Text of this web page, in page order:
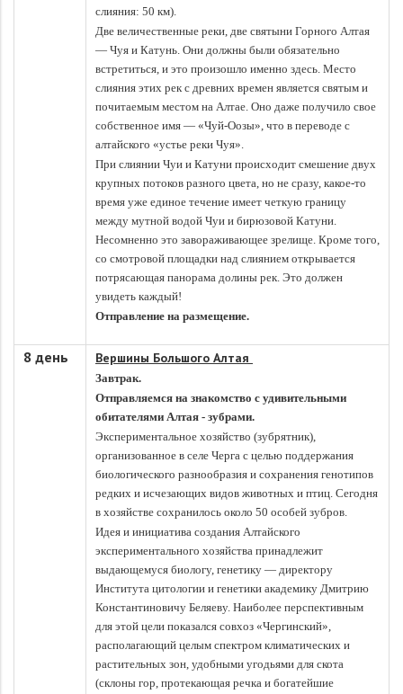
слияния: 50 км).
Две величественные реки, две святыни Горного Алтая
— Чуя и Катунь. Они должны были обязательно
встретиться, и это произошло именно здесь. Место
слияния этих рек с древних времен является святым и
почитаемым местом на Алтае. Оно даже получило свое
собственное имя — «Чуй-Оозы», что в переводе с
алтайского «устье реки Чуя».
При слиянии Чуи и Катуни происходит смешение двух
крупных потоков разного цвета, но не сразу, какое-то
время уже единое течение имеет четкую границу
между мутной водой Чуи и бирюзовой Катуни.
Несомненно это завораживающее зрелище. Кроме того,
со смотровой площадки над слиянием открывается
потрясающая панорама долины рек. Это должен
увидеть каждый!
Отправление на размещение.
8 день Вершины Большого Алтая
Завтрак.
Отправляемся на знакомство с удивительными
обитателями Алтая - зубрами.
Экспериментальное хозяйство (зубрятник),
организованное в селе Черга с целью поддержания
биологического разнообразия и сохранения генотипов
редких и исчезающих видов животных и птиц. Сегодня
в хозяйстве сохранилось около 50 особей зубров.
Идея и инициатива создания Алтайского
экспериментального хозяйства принадлежит
выдающемуся биологу, генетику — директору
Института цитологии и генетики академику Дмитрию
Константиновичу Беляеву. Наиболее перспективным
для этой цели показался совхоз «Чергинский»,
располагающий целым спектром климатических и
растительных зон, удобными угодьями для скота
(склоны гор, протекающая речка и богатейшие